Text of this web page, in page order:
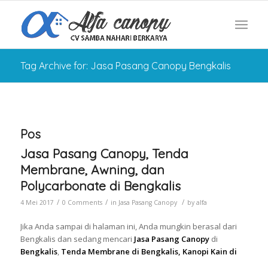
Tag Archive for: Jasa Pasang Canopy Bengkalis
Pos
Jasa Pasang Canopy, Tenda
Membrane, Awning, dan
Polycarbonate di Bengkalis
4 Mei 2017 / 0 Comments / in Jasa Pasang Canopy / by alfa
Jika Anda sampai di halaman ini, Anda mungkin berasal dari
Bengkalis dan sedang mencari Jasa Pasang Canopy di
Bengkalis, Tenda Membrane di Bengkalis, Kanopi Kain di